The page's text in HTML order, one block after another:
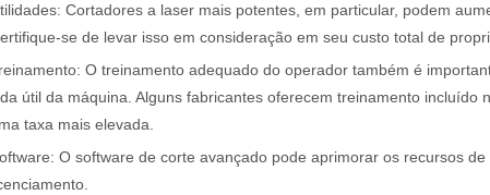
fabricação moderna. Quer você seja proprietário de uma
Cortadores a laser mais potentes, em particular, podem
se de levar isso em consideração em seu custo total de
O treinamento adequado do operador também é
útil da máquina. Alguns fabricantes oferecem treinamento
taxa mais elevada.
O software de corte avançado pode aprimorar os recursos